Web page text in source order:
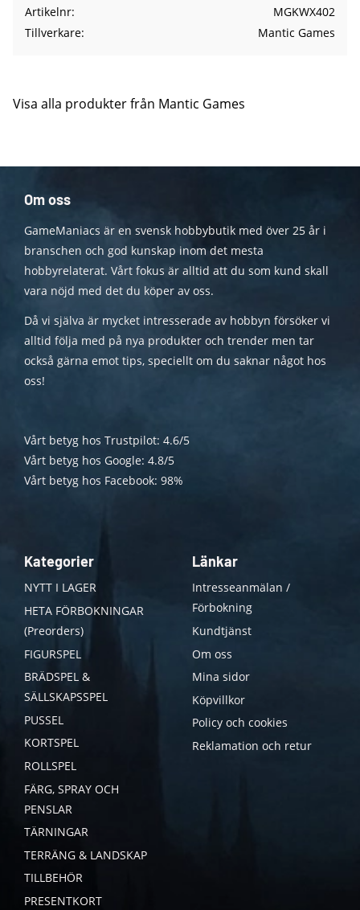
Artikelnr
MGKWX402
Tillverkare
Mantic Games
Visa alla produkter från Mantic Games
Om oss
GameManiacs är en svensk hobbybutik med över 25 år i
branschen och god kunskap inom det mesta
hobbyrelaterat. Vårt fokus är alltid att du som kund skall
vara nöjd med det du köper av oss.
Då vi själva är mycket intresserade av hobbyn försöker vi
alltid följa med på nya produkter och trender men tar
också gärna emot tips, speciellt om du saknar något hos
oss!
Vårt betyg hos Trustpilot: 4.6/5
Vårt betyg hos Google: 4.8/5
Vårt betyg hos Facebook: 98%
Kategorier
NYTT I LAGER
HETA FÖRBOKNINGAR
(Preorders)
FIGURSPEL
BRÄDSPEL &
SÄLLSKAPSSPEL
PUSSEL
KORTSPEL
ROLLSPEL
FÄRG, SPRAY OCH
PENSLAR
TÄRNINGAR
TERRÄNG & LANDSKAP
TILLBEHÖR
PRESENTKORT
Länkar
Intresseanmälan /
Förbokning
Kundtjänst
Om oss
Mina sidor
Köpvillkor
Policy och cookies
Reklamation och retur